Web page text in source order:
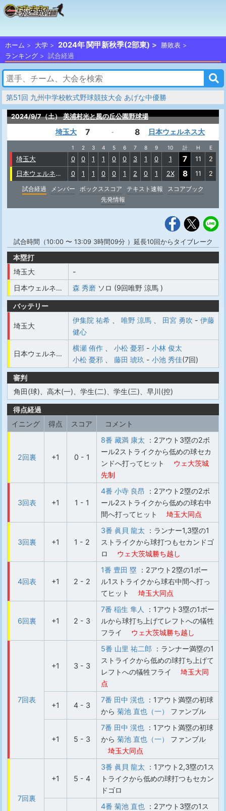
ホーム 大学 2024年 関甲新秋季(2部東)
勝敗表
ランキング
試合経過
第51回 九州中学校軟式野球競技大会 あげな中優勝
2024/9/7（土） 美浦村光と風の丘公園野球場
埼玉大 7 - 8 日本ウェルネス大
1 2 3 4 5 6 7 8 9 10 計 H E
埼玉大 0 0 1 1 0 0 3 1 0 1 7 11
2
日本ウェルネス大
0 1 1 0 0 1 2 0 1 2X 8 11
2
試合経過
メンバー ボックススコア テキスト速報
スコアブック
先発情報
試合時間（10:00 〜 13:09 3時間09分 ）延長10回からタイブレーク
本塁打
埼玉大
-
日本ウェルネス大
森 秀磨 ソロ (9回唯野 涼馬 )
バッテリー
埼玉大
伊集院 祐希 唯野 涼馬 田宮 勇吹 - 伊藤
健心
日本ウェルネス大
横瀬 侑作 小松 憂邪 - 小林 俊太
小松 憂邪
藤田 琥玖 - 小池 秀佳(7回)
審判
角田(球)、高木(一)、学生(二)、学生(三)、早川(控)
得点経過
イニング
得点 スコア コメント
2回裏 +1 0 - 1
8番 藏満 康太 ：2アウト3塁の2ボ
ール2ストライクから低めの球セカ
ンドへ打ってヒット
ウェ大 茨城
先制
3回表 +1 1 - 1
4番 小寺 良昂
：2アウト2塁の2ボ
ール2ストライクから低めの球右中
間へ打ってヒット
埼玉大同点
3回裏 +1 1 - 2
3番 眞貝 龍太 ：ランナー1,3塁の1
ストライクから球打つもセカンドゴ
ロ
ウェ大 茨城勝ち越し
4回表 +1 2 - 2
1番 豊田 塁 ：2アウト2塁の1ボー
ル1ストライクから球右中間へ打っ
てヒット
埼玉大同点
6回裏 +1 2 - 3
7番 稲生 隼人
：1アウト3塁の1ボー
ルから球打ち上げてレフトへの犠牲
フライ
ウェ大 茨城勝ち越し
7回表
+1 3 - 3
5番 山里 祐二郎 ：ランナー満塁の1
ストライクから低めの球打ち上げて
レフトへの犠牲フライ
埼玉大同
点
+1 4 - 3
7番 田中 滉也 ：1アウト満塁の初球
から 菊池 直也（一） ファンブル
+1 5 - 3
7番 田中 滉也 ：1アウト満塁の初球
から 菊池 直也（一）
ファンブル
埼玉大同点
7回裏
+1 5 - 4
3番 眞貝 龍太 ：1アウト2,3塁の1ス
トライクから低めの球打つもセカン
ドゴロ
4番 菊池 直也 ：2アウト3塁の1ス